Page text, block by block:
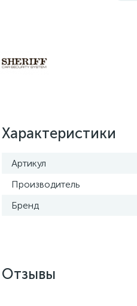
Характеристики
Артикул
Производитель
Бренд
Отзывы